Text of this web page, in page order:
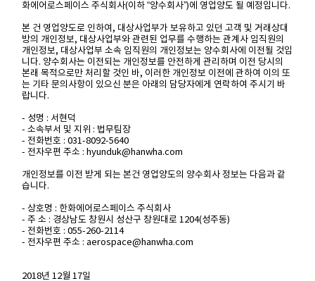
화에어로스페이스 주식회사(이하 “양수회사”)에 영업양도 될 예정입니다.
본 건 영업양도로 인하여, 대상사업부가 보유하고 있던 고객 및 거래상대
방의 개인정보, 대상사업부와 관련된 업무를 수행하는 관계사 임직원의
개인정보, 대상사업부 소속 임직원의 개인정보는 양수회사에 이전될 것입
니다. 양수회사는 이전되는 개인정보를 안전하게 관리하며 이전 당시의
본래 목적으로만 처리할 것인 바, 이러한 개인정보 이전에 관하여 이의 또
는 기타 문의사항이 있으신 분은 아래의 담당자에게 연락하여 주시기 바
랍니다.
- 성명 : 서현덕
- 소속부서 및 지위 : 법무팀장
- 전화번호 : 031-8092-5640
- 전자우편 주소 : hyunduk@hanwha.com
개인정보를 이전 받게 되는 본건 영업양도의 양수회사 정보는 다음과 같
습니다.
- 상호명 : 한화에어로스페이스 주식회사
- 주 소 : 경상남도 창원시 성산구 창원대로 1204(성주동)
- 전화번호 : 055-260-2114
- 전자우편 주소 : aerospace@hanwha.com
2018년 12월 17일